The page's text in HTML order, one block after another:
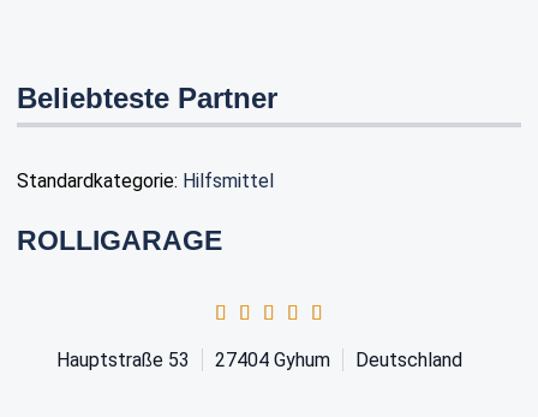
Beliebteste Partner
Standardkategorie: Hilfsmittel
ROLLIGARAGE
Hauptstraße 53 27404 Gyhum Deutschland